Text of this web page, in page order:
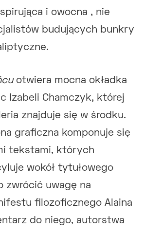
i owocna , nie
budujących bunkry
otwiera mocna okładka
Izabeli Chamczyk, której
znajduje się w środku.
graficzna komponuje się
tekstami, których
wokół tytułowego
zwrócić uwagę na
filozoficznego Alaina
do niego, autorstwa